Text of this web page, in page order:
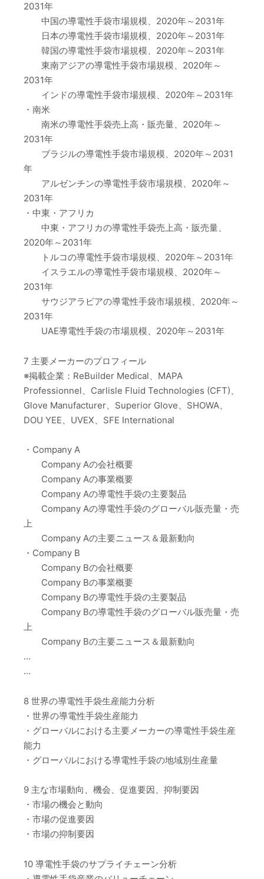
2031年
中国の導電性手袋市場規模、2020年～2031年
日本の導電性手袋市場規模、2020年～2031年
韓国の導電性手袋市場規模、2020年～2031年
東南アジアの導電性手袋市場規模、2020年～
2031年
インドの導電性手袋市場規模、2020年～2031年
・南米
南米の導電性手袋売上高・販売量、2020年～
2031年
ブラジルの導電性手袋市場規模、2020年～2031
年
アルゼンチンの導電性手袋市場規模、2020年～
2031年
・中東・アフリカ
中東・アフリカの導電性手袋売上高・販売量、
2020年～2031年
トルコの導電性手袋市場規模、2020年～2031年
イスラエルの導電性手袋市場規模、2020年～
2031年
サウジアラビアの導電性手袋市場規模、2020年～
2031年
UAE導電性手袋の市場規模、2020年～2031年
7 主要メーカーのプロフィール
※掲載企業：ReBuilder Medical、MAPA
Professionnel、Carlisle Fluid Technologies (CFT)、
Glove Manufacturer、Superior Glove、SHOWA、
DOU YEE、UVEX、SFE International
・Company A
Company Aの会社概要
Company Aの事業概要
Company Aの導電性手袋の主要製品
Company Aの導電性手袋のグローバル販売量・売
上
Company Aの主要ニュース＆最新動向
・Company B
Company Bの会社概要
Company Bの事業概要
Company Bの導電性手袋の主要製品
Company Bの導電性手袋のグローバル販売量・売
上
Company Bの主要ニュース＆最新動向
…
…
8 世界の導電性手袋生産能力分析
・世界の導電性手袋生産能力
・グローバルにおける主要メーカーの導電性手袋生産
能力
・グローバルにおける導電性手袋の地域別生産量
9 主な市場動向、機会、促進要因、抑制要因
・市場の機会と動向
・市場の促進要因
・市場の抑制要因
10 導電性手袋のサプライチェーン分析